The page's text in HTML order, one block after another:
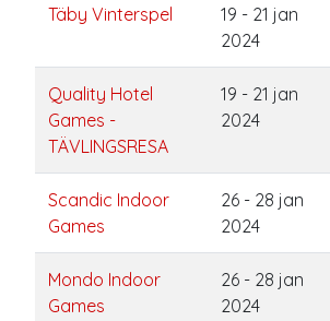
Täby Vinterspel
19 - 21 jan
2024
Quality Hotel
Games -
TÄVLINGSRESA
19 - 21 jan
2024
Scandic Indoor
Games
26 - 28 jan
2024
Mondo Indoor
Games
26 - 28 jan
2024